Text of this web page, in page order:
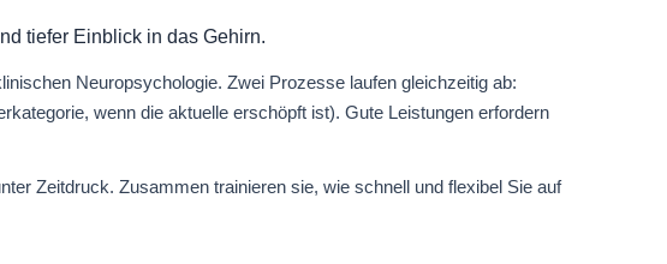
tiefer Einblick in das Gehirn.
Neuropsychologie. Zwei Prozesse laufen gleichzeitig ab:
wenn die aktuelle erschöpft ist). Gute Leistungen erfordern
Zeitdruck. Zusammen trainieren sie, wie schnell und flexibel Sie auf